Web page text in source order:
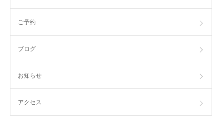
ご予約
ブログ
お知らせ
アクセス